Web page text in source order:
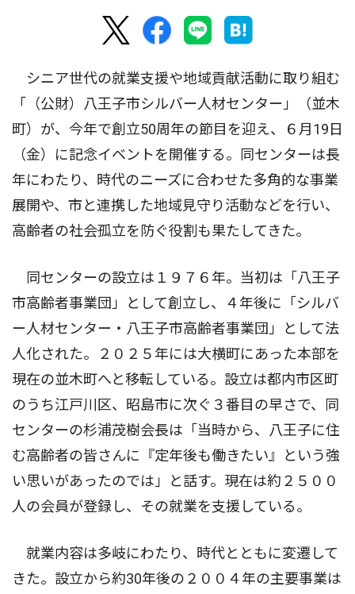
シニア世代の就業支援や地域貢献活動に取り組む
「（公財）八王子市シルバー人材センター」（並木
町）が、今年で創立50周年の節目を迎え、６月19日
（金）に記念イベントを開催する。同センターは長
年にわたり、時代のニーズに合わせた多角的な事業
展開や、市と連携した地域見守り活動などを行い、
高齢者の社会孤立を防ぐ役割も果たしてきた。
同センターの設立は１９７６年。当初は「八王子
市高齢者事業団」として創立し、４年後に「シルバ
ー人材センター・八王子市高齢者事業団」として法
人化された。２０２５年には大横町にあった本部を
現在の並木町へと移転している。設立は都内市区町
のうち江戸川区、昭島市に次ぐ３番目の早さで、同
センターの杉浦茂樹会長は「当時から、八王子に住
む高齢者の皆さんに『定年後も働きたい』という強
い思いがあったのでは」と話す。現在は約２５００
人の会員が登録し、その就業を支援している。
就業内容は多岐にわたり、時代とともに変遷して
きた。設立から約30年後の２００４年の主要事業は